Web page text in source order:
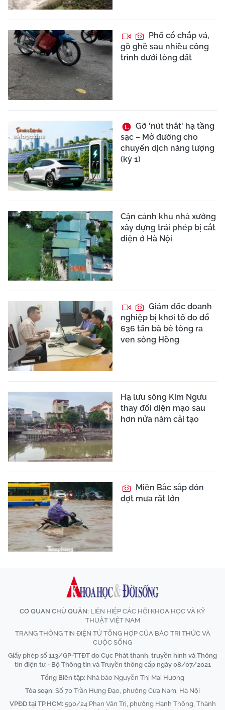
Phố cổ chắp vá,
gồ ghề sau nhiều công
trình dưới lòng đất
Gỡ 'nút thắt' hạ tầng
sạc – Mở đường cho
chuyển dịch năng lượng
(kỳ 1)
Cận cảnh khu nhà xưởng
xây dựng trái phép bị cắt
điện ở Hà Nội
Giám đốc doanh
nghiệp bị khởi tố do đổ
636 tấn bã bê tông ra
ven sông Hồng
Hạ lưu sông Kim Ngưu
thay đổi diện mạo sau
hơn nửa năm cải tạo
Miền Bắc sắp đón
đợt mưa rất lớn
CƠ QUAN CHỦ QUẢN: LIÊN HIỆP CÁC HỘI KHOA HỌC VÀ KỸ
THUẬT VIỆT NAM
TRANG THÔNG TIN ĐIỆN TỬ TỔNG HỢP CỦA BÁO TRI THỨC VÀ
CUỘC SỐNG
Giấy phép số 113/GP-TTĐT do Cục Phát thanh, truyền hình và Thông
tin điện tử - Bộ Thông tin và Truyền thông cấp ngày 08/07/2021
Tổng Biên tập: Nhà báo Nguyễn Thị Mai Hương
Tòa soạn: Số 70 Trần Hưng Đạo, phường Cửa Nam, Hà Nội
VPĐD tại TP.HCM: 590/24 Phan Văn Trị, phường Hạnh Thông, Thành